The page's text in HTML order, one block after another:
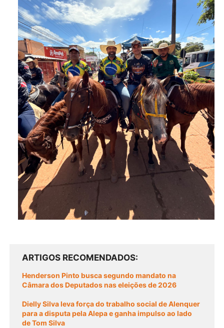
ARTIGOS RECOMENDADOS
Henderson Pinto busca segundo mandato na
Câmara dos Deputados nas eleições de 2026
Dielly Silva leva força do trabalho social de Alenquer
para a disputa pela Alepa e ganha impulso ao lado
de Tom Silva